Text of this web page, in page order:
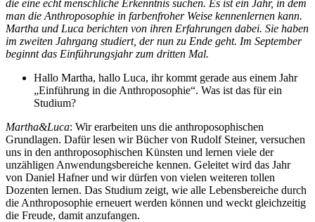
die eine echt menschliche Erkenntnis suchen. Es ist ein Jahr, in dem
man die Anthroposophie in farbenfroher Weise kennenlernen kann.
Martha und Luca berichten von ihren Erfahrungen dabei. Sie haben
im zweiten Jahrgang studiert, der nun zu Ende geht. Im September
beginnt das Einführungsjahr zum dritten Mal.
Hallo Martha, hallo Luca, ihr kommt gerade aus einem Jahr
„Einführung in die Anthroposophie“. Was ist das für ein
Studium?
Martha&Luca: Wir erarbeiten uns die anthroposophischen
Grundlagen. Dafür lesen wir Bücher von Rudolf Steiner, versuchen
uns in den anthroposophischen Künsten und lernen viele der
unzähligen Anwendungsbereiche kennen. Geleitet wird das Jahr
von Daniel Hafner und wir dürfen von vielen weiteren tollen
Dozenten lernen. Das Studium zeigt, wie alle Lebensbereiche durch
die Anthroposophie erneuert werden können und weckt gleichzeitig
die Freude, damit anzufangen.